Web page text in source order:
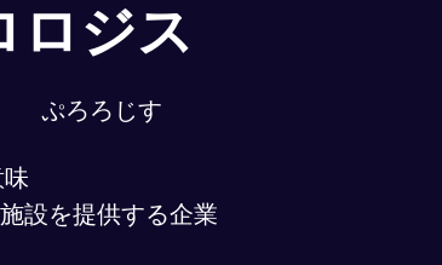
ロジス
ぷろろじす
設を提供する企業